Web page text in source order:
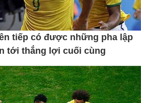
tiếp có được những pha lập
tới thắng lợi cuối cùng